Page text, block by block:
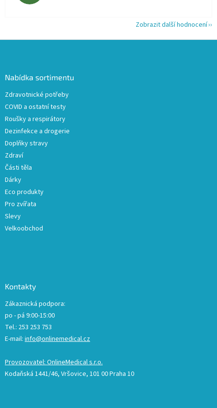
Zobrazit další hodnocení
Nabídka sortimentu
Zdravotnické potřeby
COVID a ostatní testy
Roušky a respirátory
Dezinfekce a drogerie
Doplňky stravy
Zdraví
Části těla
Dárky
Eco produkty
Pro zvířata
Slevy
Velkoobchod
Kontakty
Zákaznická podpora:
po - pá 9:00-15:00
Tel.: 253 253 753
E-mail: info@onlinemedical.cz
Provozovatel: OnlineMedical s.r.o.
Kodaňská 1441/46, Vršovice, 101 00 Praha 10